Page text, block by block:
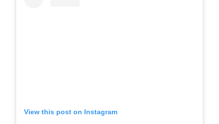
View this post on Instagram